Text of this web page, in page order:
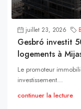
juillet 23, 2026
Gesbró investit
logements à
Le promoteur
investissement...
continuer la lecture